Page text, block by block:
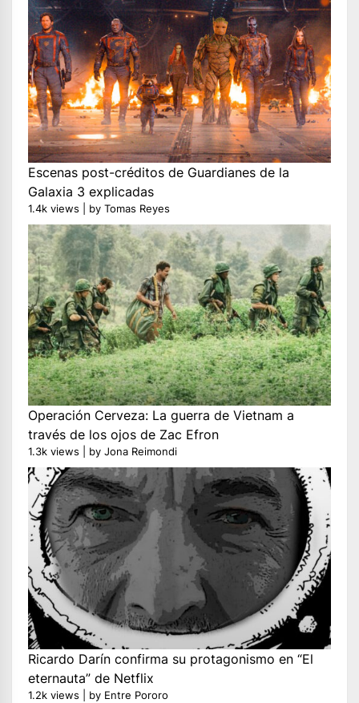
Escenas post-créditos de Guardianes de la
Galaxia 3 explicadas
1.4k views by Tomas Reyes
Operación Cerveza: La guerra de Vietnam a
través de los ojos de Zac Efron
1.3k views by Jona Reimondi
Ricardo Darín confirma su protagonismo en “El
eternauta” de Netflix
1.2k views by Entre Pororo